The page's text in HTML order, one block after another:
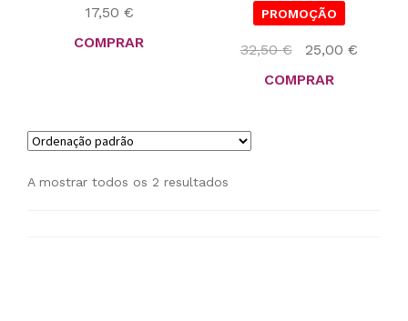
17,50 €
COMPRAR
PROMOÇÃO
32,50€
O
preço
25,00€
COMPRAR
A mostrar todos os 2 resultados